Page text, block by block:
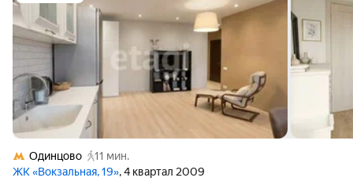
Одинцово
11 мин.
ЖК «Вокзальная, 19», 4 квартал 2009